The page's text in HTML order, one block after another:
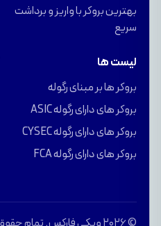
بهترین بروکر با واریز و برداشت
سریع
لیست ها
بروکر ها بر مبنای رگوله
بروکر های دارای رگوله ASIC
بروکر های دارای رگوله CYSEC
بروکر های دارای رگوله FCA